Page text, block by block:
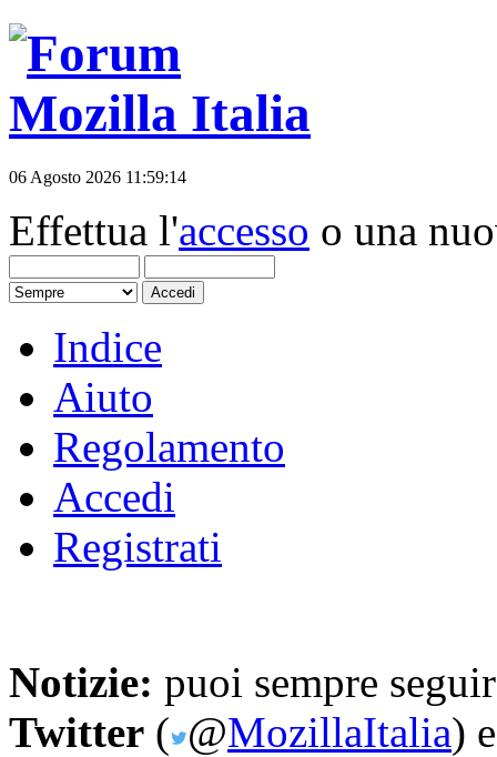
06 Agosto 2026 11:59:14
Effettua l'accesso o una
Indice
Aiuto
Regolamento
Accedi
Registrati
Notizie: puoi sempre
Twitter ( @MozillaItalia)